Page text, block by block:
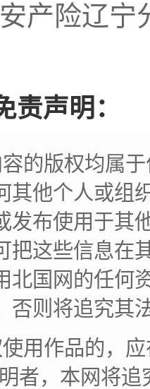
产险辽宁
责声明：
的版权均属
其他个人或组
发布使用于其
把这些信息在
北国网的任何
否则将追究其
用作品的，
者，本网将